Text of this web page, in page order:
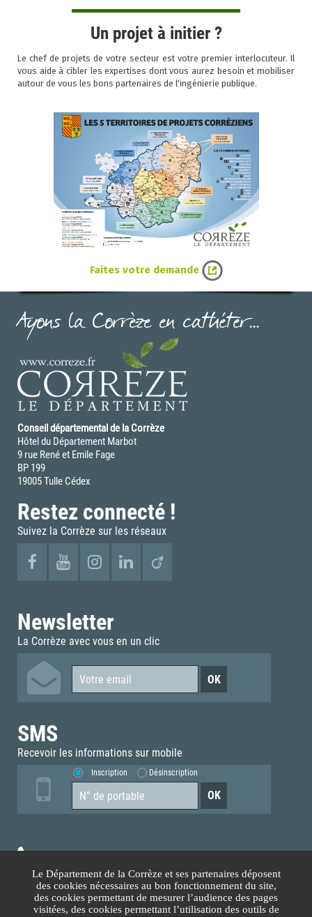
Un projet à initier ?
Le chef de projets de votre secteur est votre premier interlocuteur. Il
vous aide à cibler les expertises dont vous aurez besoin et mobiliser
autour de vous les bons partenaires de l'ingénierie publique.
Faites votre demande
Ayons la Corrèze en cathéter...
Conseil départemental de la Corrèze
Hôtel du Département Marbot
9 rue René et Emile Fage
BP 199
19005 Tulle Cédex
Restez connecté !
Suivez la Corrèze sur les réseaux
Newsletter
La Corrèze avec vous en un clic
SMS
Recevoir les informations sur mobile
Inscription Désinscription
Accès téléphonique sourds et malentendants
Le Département de la Corrèze et ses partenaires déposent
des cookies nécessaires au bon fonctionnement du site,
des cookies permettant de mesurer l’audience des pages
visitées, des cookies permettant l’utilisation des outils de